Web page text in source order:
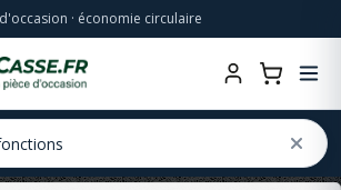
· économie circulaire